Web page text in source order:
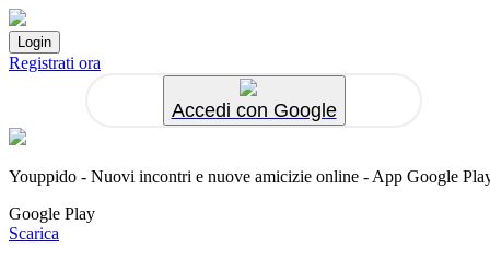
Registrati ora
Accedi con Google
Youppido - Nuovi incontri e nuove amicizie online - App Google
Google Play
Scarica